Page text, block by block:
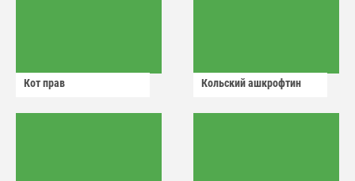
Кот прав Кольский ашкрофтин